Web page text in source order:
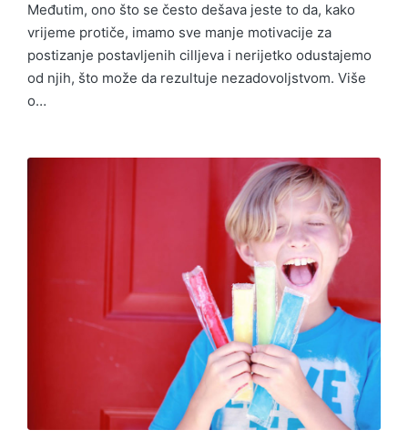
Međutim, ono što se često dešava jeste to da, kako
vrijeme protiče, imamo sve manje motivacije za
postizanje postavljenih cilljeva i nerijetko odustajemo
od njih, što može da rezultuje nezadovoljstvom. Više
o…